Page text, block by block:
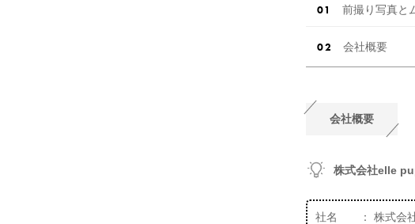
前撮り写真と
会社概要
会社概要
株式会社elle
社名 ： 株式会社